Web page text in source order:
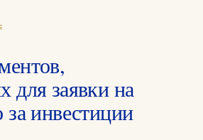
для заявки на
за инвестиции